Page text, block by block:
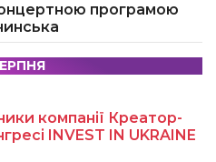
програмою
компанії Креатор-
INVEST IN UKRAINE